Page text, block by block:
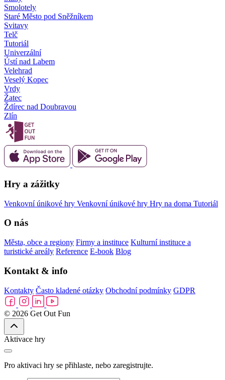
Smolotely
Staré Město pod Sněžníkem
Svitavy
Telč
Tutoriál
Univerzální
Ústí nad Labem
Velehrad
Veselý Kopec
Vrdy
Žatec
Ždírec nad Doubravou
Zlín
Hry a zážitky
Venkovní únikové hry Venkovní únikové hry Hry na doma Tutoriál
O nás
Města, obce a regiony Firmy a instituce Kulturní instituce a
turistické areály Reference E-book Blog
Kontakt & info
Kontakty Často kladené otázky Obchodní podmínky GDPR
© 2026 Get Out Fun
Aktivace hry
Pro aktivaci hry se přihlaste, nebo zaregistrujte.